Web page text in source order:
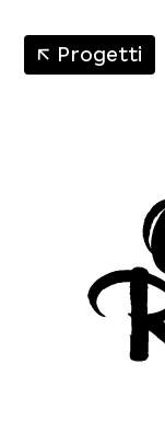
↑ Progetti